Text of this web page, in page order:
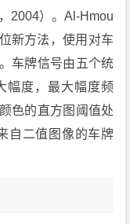
2004）。Al-Hmou
新方法，使用对车
车牌信号由五个统
幅度，最大幅度频
色的直方图阈值处
自二值图像的车牌